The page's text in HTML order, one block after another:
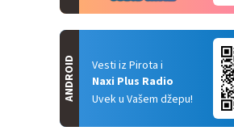
Vesti iz Pirota i
Naxi Plus Radio
Uvek u Vašem džepu!
ANDROID